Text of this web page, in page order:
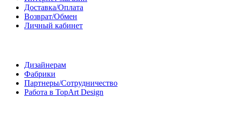
Доставка/Оплата
Возврат/Обмен
Личный кабинет
Дизайнерам
Фабрики
Партнеры/Сотрудничество
Работа в TopArt Design